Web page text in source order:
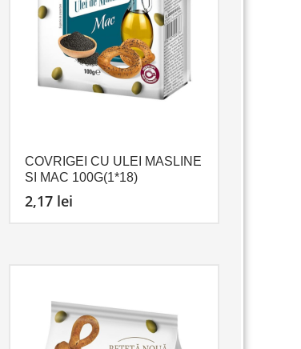
COVRIGEI CU ULEI MASLINE
SI MAC 100G(1*18)
2,17 lei